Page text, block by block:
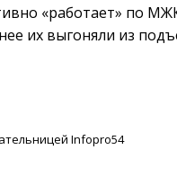
«работает» по
их выгоняли из
Infopro54